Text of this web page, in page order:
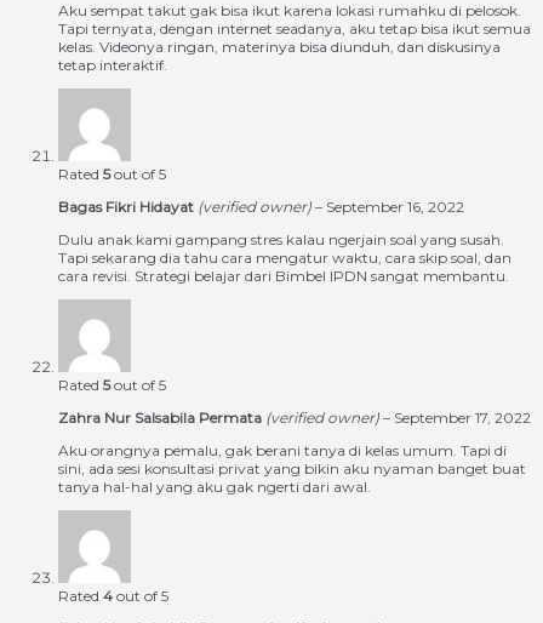
Aku sempat takut gak bisa ikut karena lokasi rumahku di pelosok.
Tapi ternyata, dengan internet seadanya, aku tetap bisa ikut semua
kelas. Videonya ringan, materinya bisa diunduh, dan diskusinya
tetap interaktif.
Rated 5out of 5
Bagas Fikri Hidayat (verified owner) – September 16, 2022
Dulu anak kami gampang stres kalau ngerjain soal yang susah.
Tapi sekarang dia tahu cara mengatur waktu, cara skip soal, dan
cara revisi. Strategi belajar dari Bimbel IPDN sangat membantu.
Rated 5out of 5
Zahra Nur Salsabila Permata (verified owner) – September 17, 2022
Aku orangnya pemalu, gak berani tanya di kelas umum. Tapi di
sini, ada sesi konsultasi privat yang bikin aku nyaman banget buat
tanya hal-hal yang aku gak ngerti dari awal.
Rated 4 out of 5